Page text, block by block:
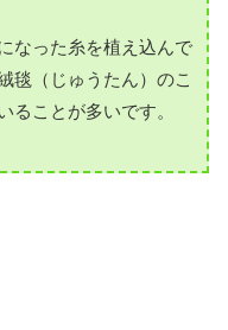
なった糸を植え込んで
毯（じゅうたん）のこ
ることが多いです。